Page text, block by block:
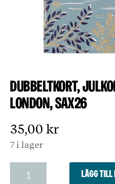
Dubbeltkort,
London, SAX26
35,00 kr
7 i lager
julkort,
Lägg till